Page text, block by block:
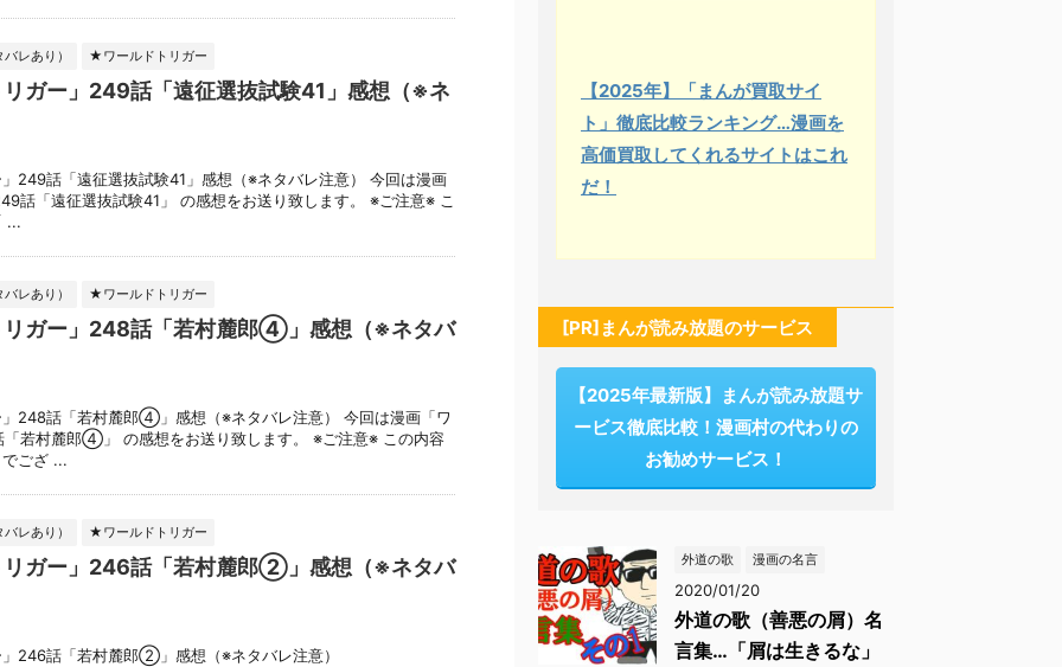
レあり） ★ワールドトリガー
ガー」249話「遠征選抜試験41」感想（※ネ
249話「遠征選抜試験41」感想（※ネタバレ注意） 今回は漫画
話「遠征選抜試験41」 の感想をお送り致します。 ※ご注意※ こ
...
レあり） ★ワールドトリガー
リガー」248話「若村麓郎④」感想（※ネタバ
248話「若村麓郎④」感想（※ネタバレ注意） 今回は漫画「ワ
「若村麓郎④」 の感想をお送り致します。 ※ご注意※ この内容
ござ ...
レあり） ★ワールドトリガー
リガー」246話「若村麓郎②」感想（※ネタバ
246話「若村麓郎②」感想（※ネタバレ注意）
【2025年】「まんが買取サイ
ト」徹底比較ランキング…漫画を
高価買取してくれるサイトはこれ
だ！
[PR]まんが読み放題のサービス
【2025年最新版】まんが読み放題サ
ービス徹底比較！漫画村の代わりの
お勧めサービス！
外道の歌 漫画の名言
2020/01/20
外道の歌（善悪の屑）名
言集…「屑は生きるな」